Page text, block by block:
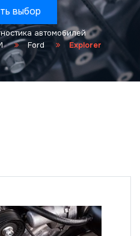
выбор
автомобилей
Ford Explorer